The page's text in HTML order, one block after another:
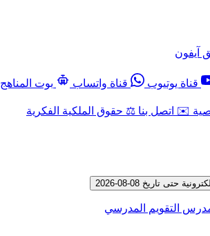
آيفون
قناة يوتيوب قناة واتساب
بوت المناهج
✉️ اتصل بنا ⚖️ حقوق الملكية الفكرية
تاريخ 08-08-2026
التقويم المدرسي